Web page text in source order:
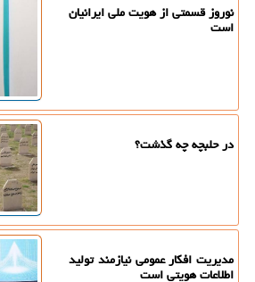
نوروز قسمتی از هویت ملی ایرانیان
است
در حلبچه چه گذشت؟
مدیریت افکار عمومی نیازمند تولید
اطلاعات هویتی است